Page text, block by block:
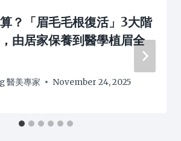
？「眉毛毛根復活」3大階
由居家保養到醫學植眉全
醫美專家 November 24, 2025